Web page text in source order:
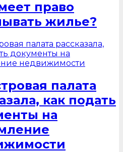
право
жилье?
палата
как подать
на